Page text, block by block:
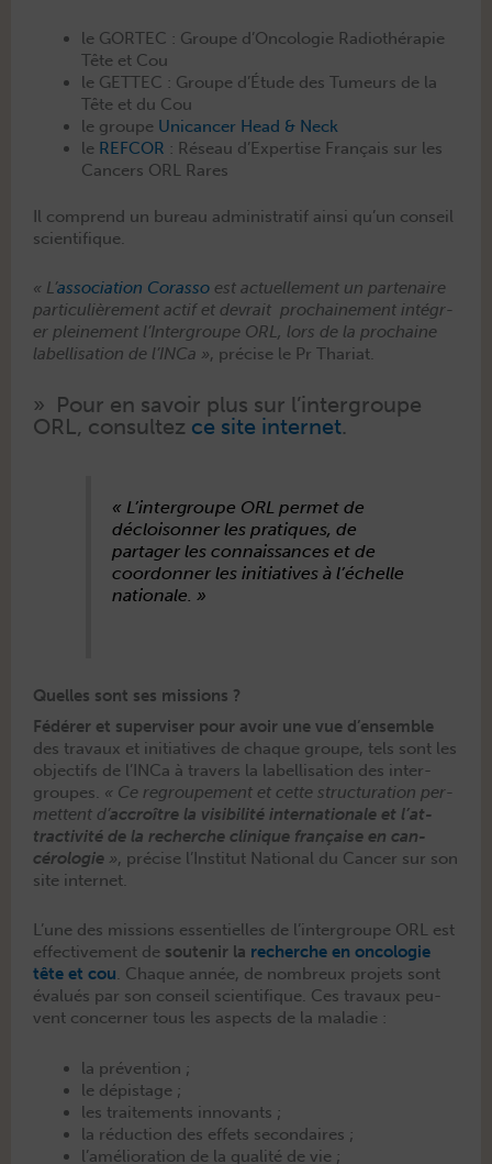
le GORTEC : Groupe d’Oncologie Radio­thérapie
Tête et Cou
le GETTEC : Groupe d’Étude des Tumeurs de la
Tête et du Cou
le groupe Uni­cancer Head & Neck
le REFCOR : Réseau d’Expertise Français sur les
Can­cers ORL Rares
Il com­prend un bureau admin­is­tratif ain­si qu’un con­seil
scientifique.
« L’asso­ci­a­tion Coras­so est actuelle­ment un parte­naire
par­ti­c­ulière­ment act­if et devrait prochaine­ment inté­gr­
er pleine­ment l’Intergroupe ORL, lors de la prochaine
label­li­sa­tion de l’INCa », pré­cise le Pr Thariat.
» Pour en savoir plus sur l’intergroupe
ORL, con­sul­tez ce site inter­net.
« L’intergroupe ORL per­met de
décloi­son­ner les pra­tiques, de
partager les con­nais­sances et de
coor­don­ner les ini­tia­tives à l’échelle
nationale. »
Quelles sont ses missions ?
Fédér­er et super­vis­er pour avoir une vue d’ensemble
des travaux et ini­tia­tives de chaque groupe, tels sont les
objec­tifs de l’INCa à tra­vers la label­li­sa­tion des inter­
groupes. « Ce regroupe­ment et cette struc­tura­tion per­
me­t­tent d’accroître la vis­i­bil­ité inter­na­tionale et l’at­
trac­tiv­ité de la recherche clin­ique française en can­
cérolo­gie », pré­cise l’Institut Nation­al du Can­cer sur son
site internet.
L’une des mis­sions essen­tielles de l’intergroupe ORL est
effec­tive­ment de soutenir la recherche en oncolo­gie
tête et cou. Chaque année, de nom­breux pro­jets sont
éval­ués par son con­seil sci­en­tifique. Ces travaux peu­
vent con­cern­er tous les aspects de la maladie :
la préven­tion ;
le dépistage ;
les traite­ments innovants ;
la réduc­tion des effets secondaires ;
l’amélioration de la qual­ité de vie ;